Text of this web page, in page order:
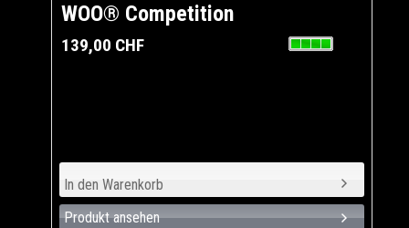
WOO® Competition
139,00 CHF
Produkt ansehen